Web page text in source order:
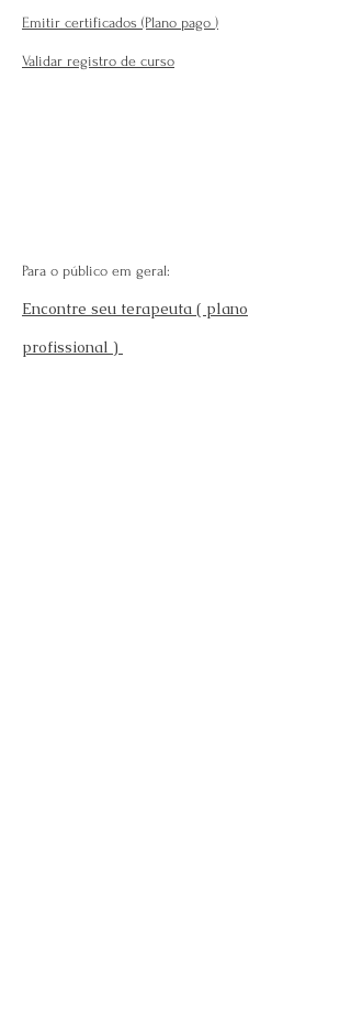
Emitir certificados (Plano pago )
Validar registro de curso
Para o público em geral:
Encontre seu terapeuta ( plano
profissional )